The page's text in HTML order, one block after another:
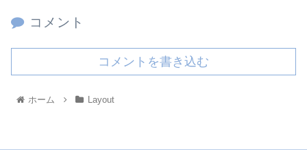
コメント
コメントを書き込む
ホーム Layout